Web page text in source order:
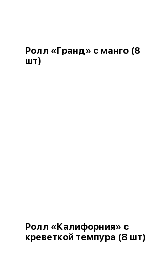
Ролл «Гранд» с манго (8
шт)
Ролл «Калифорния» с
креветкой темпура (8 шт)